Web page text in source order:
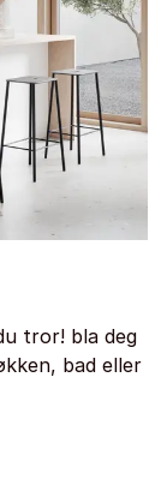
tror! bla deg
bad eller